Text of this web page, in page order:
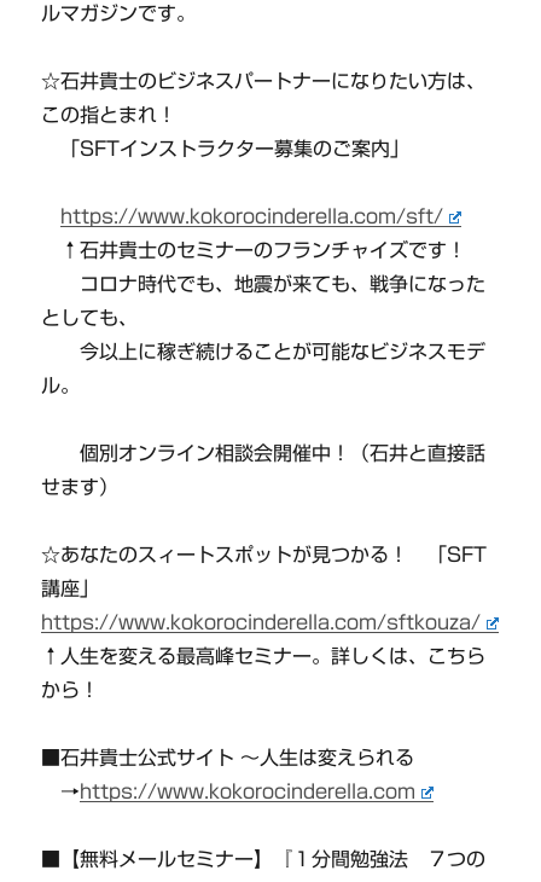
ルマガジンです。
☆石井貴士のビジネスパートナーになりたい方は、
この指とまれ！
「SFTインストラクター募集のご案内」
https://www.kokorocinderella.com/sft/
↑石井貴士のセミナーのフランチャイズです！
コロナ時代でも、地震が来ても、戦争になった
としても、
今以上に稼ぎ続けることが可能なビジネスモデ
ル。
個別オンライン相談会開催中！（石井と直接話
せます）
☆あなたのスィートスポットが見つかる！ 「SFT
講座」
https://www.kokorocinderella.com/sftkouza/
↑人生を変える最高峰セミナー。詳しくは、こちら
から！
■石井貴士公式サイト 〜人生は変えられる
→https://www.kokorocinderella.com
■【無料メールセミナー】『１分間勉強法 ７つの